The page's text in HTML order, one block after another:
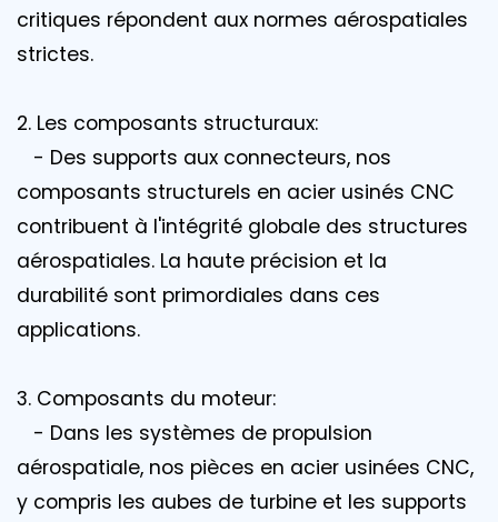
critiques répondent aux normes aérospatiales
strictes.
2. Les composants structuraux:
- Des supports aux connecteurs, nos
composants structurels en acier usinés CNC
contribuent à l'intégrité globale des structures
aérospatiales. La haute précision et la
durabilité sont primordiales dans ces
applications.
3. Composants du moteur:
- Dans les systèmes de propulsion
aérospatiale, nos pièces en acier usinées CNC,
y compris les aubes de turbine et les supports